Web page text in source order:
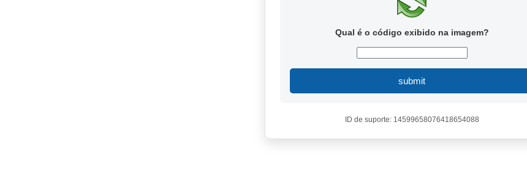
Qual é o código exibido na imagem?
submit
ID de suporte: 14599658076418654088